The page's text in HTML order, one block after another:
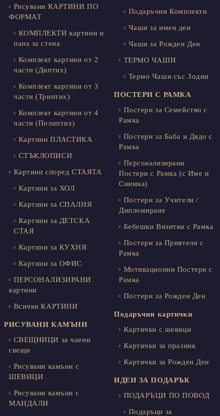
Рисувани КАРТИНИ ПО
ФОРМАТ
КОМПЛЕКТИ картини и
пана за стена
Комплект картини от 2
части (Диптих)
Комплект картини от 3
части (Триптих)
Комплект картини от 4
части (Полиптих)
Картини ПЛАСТИКА
СТЪКЛОПИСИ
Картини според СТАЯТА
Картини за ХОЛ
Картини за СПАЛНЯ
Картини за ДЕТСКА
СТАЯ
Картини за КУХНЯ
Картини за ОФИС
ПЕРСОНАЛИЗИРАНИ
картини
Всички КАРТИНИ
РИСУВАНИ КАМЪНИ
СВЕЩНИЦИ за чаени
свещи
Рисувани камъни с
ШЕВИЦИ
Рисувани камъни с
МАНДАЛИ
Подаръчни Комплекти
Чаши за имен ден
Чаши за Рожден Ден
ТЕРМО ЧАШИ
Термо Чаши със Зодии
ПОСТЕРИ С РАМКА
Постери за Семейство с
Рамка
Постери за Баба и Дядо с
Рамка
Персонализирани
Постери с Рамка (с Име и
Снимка)
Постери за Учители /
Дипломиране
Бебешки Визитки с Рамка
Постери за Приятели с
Рамка
Мотивационни Постери с
Рамка
Постери за Рожден Ден
Подаръчни картички
Картички с шевици
Картички за празник
Картички за Рожден Ден
ИДЕИ ЗА ПОДАРЪК
ПОДАРЪЦИ ПО ПОВОД
Подаръци за